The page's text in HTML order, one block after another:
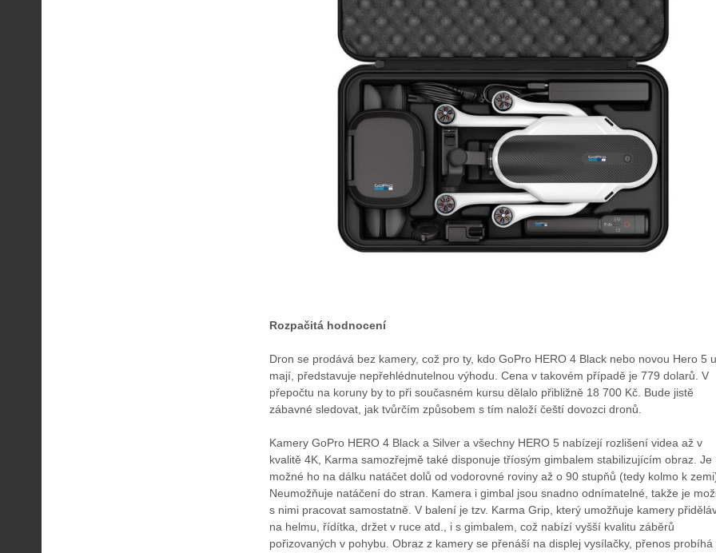
Rozpačitá hodnocení
Dron se prodává bez kamery, což pro ty, kdo GoPro HERO 4 Black nebo novou Hero 5
mají, představuje nepřehlédnutelnou výhodu. Cena v takovém případě je 779 dolarů. V
přepočtu na koruny by to při současném kursu dělalo přibližně 18 700 Kč. Bude jistě
zábavné sledovat, jak tvůrčím způsobem s tím naloží čeští dovozci dronů.
Kamery GoPro HERO 4 Black a Silver a všechny HERO 5 nabízejí rozlišení videa až v
kvalitě 4K, Karma samozřejmě také disponuje tříosým gimbalem stabilizujícím obraz. Je
možné ho na dálku natáčet dolů od vodorovné roviny až o 90 stupňů (tedy kolmo k
Neumožňuje natáčení do stran. Kamera i gimbal jsou snadno odnímatelné, takže je
s nimi pracovat samostatně. V balení je tzv. Karma Grip, který umožňuje kamery
na helmu, řídítka, držet v ruce atd., i s gimbalem, což nabízí vyšší kvalitu záběrů
pořizovaných v pohybu. Obraz z kamery se přenáší na displej vysílačky, přenos probíhá